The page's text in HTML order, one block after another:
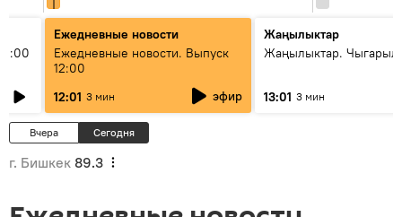
Ежедневные новости
Ежедневные новости. Выпуск
12:00
12:01 3 мин эфир
Жаңылыктар
Жаңылыктар.
13:01 3 мин
Вчера Сегодня
г. Бишкек 89.3